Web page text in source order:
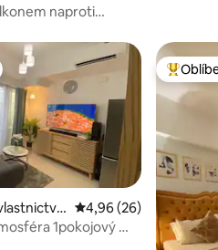
naproti
Průměrné hodnocení
4,96 (26)
1pokojový @
Nejlepší